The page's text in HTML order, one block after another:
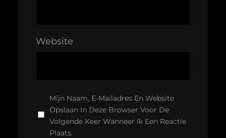
Website
Mijn Naam, E-Mailadres En Website
Opslaan In Deze Browser Voor De
Volgende Keer Wanneer Ik Een Reactie
Plaats.